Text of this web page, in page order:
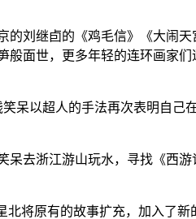
刘继卣的《鸡毛信》《大闹天
面世，更多年轻的连环画家
呆以超人的手法再次表明自己
去浙江游山玩水，寻找《西
将原有的故事扩充，加入了